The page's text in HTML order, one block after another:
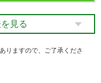
見る
りますので、ご了承くださ